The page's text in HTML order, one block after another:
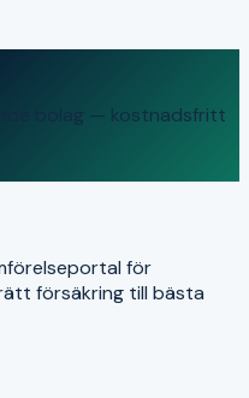
bolag — kostnadsfritt
för
försäkring till bästa